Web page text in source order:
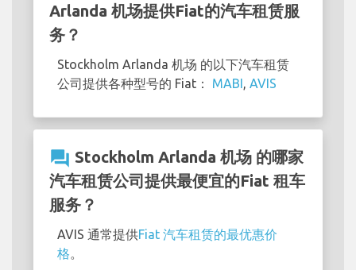
Arlanda 机场提供Fiat的汽车租赁服
务？
Stockholm Arlanda 机场 的以下汽车租赁
公司提供各种型号的 Fiat： MABI, AVIS
question_answer Stockholm Arlanda 机场 的哪家
汽车租赁公司提供最便宜的Fiat 租车
服务？
AVIS 通常提供Fiat 汽车租赁的最优惠价
格。